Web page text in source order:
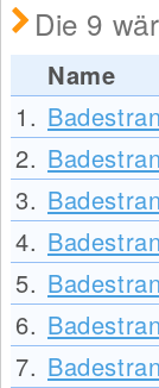
Die 9
Name
1.
2.
3.
4.
5.
6.
7.